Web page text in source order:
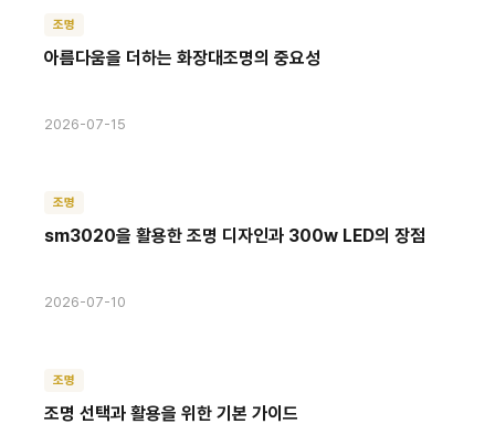
조명
아름다움을 더하는 화장대조명의 중요성
2026-07-15
조명
sm3020을 활용한 조명 디자인과 300w LED의 장점
2026-07-10
조명
조명 선택과 활용을 위한 기본 가이드